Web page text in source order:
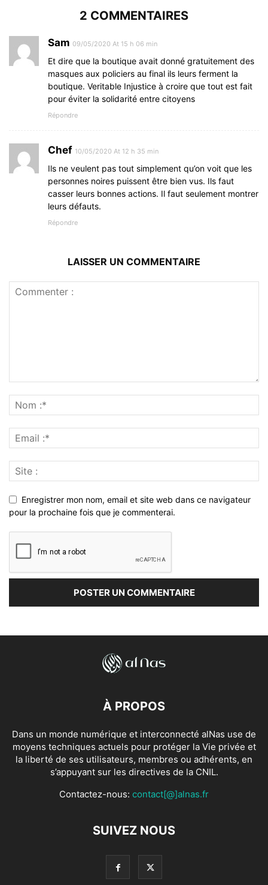
2 COMMENTAIRES
Sam 09/05/2020 At 15 h 06 min
Et dire que la boutique avait donné gratuitement des
masques aux policiers au final ils leurs ferment la
boutique. Veritable Injustice à croire que tout est fait
pour éviter la solidarité entre citoyens
Répondre
Chef 10/05/2020 At 12 h 35 min
Ils ne veulent pas tout simplement qu’on voit que les
personnes noires puissent être bien vus. Ils faut
casser leurs bonnes actions. Il faut seulement montrer
leurs défauts.
Répondre
LAISSER UN COMMENTAIRE
Enregistrer mon nom, email et site web dans ce navigateur
pour la prochaine fois que je commenterai.
À PROPOS
Dans un monde numérique et interconnecté alNas use de
moyens techniques actuels pour protéger la Vie privée et
la liberté de ses utilisateurs, membres ou adhérents, en
s’appuyant sur les directives de la CNIL.
Contactez-nous: contact[@]alnas.fr
SUIVEZ NOUS